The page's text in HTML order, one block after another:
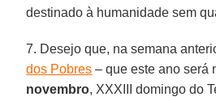
destinado à humanidade sem
7. Desejo que, na semana
dos Pobres – que este ano será
novembro, XXXIII domingo do